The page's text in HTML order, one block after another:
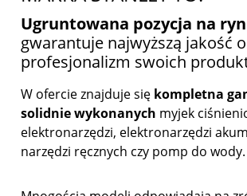
Ugruntowana pozycja na
gwarantuje najwyższą jakość
profesjonalizm swoich
W ofercie znajduje się kompletna
solidnie wykonanych myjek
elektronarzędzi, elektronarzędzi
narzędzi ręcznych czy pomp do wody.